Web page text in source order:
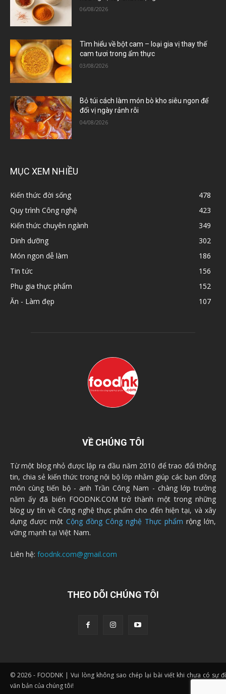
06/08/2026
Tìm hiểu về bột cam – loại gia vị thay thế
cam tươi trong ẩm thực
03/08/2026
Bỏ túi cách làm món bò kho siêu ngon để
đổi vị ngày rảnh rỗi
04/08/2026
MỤC XEM NHIỀU
Kiến thức đời sống
478
Quy trình Công nghệ
423
Kiến thức chuyên ngành
349
Dinh dưỡng
302
Món ngon dễ làm
186
Tin tức
156
Phụ gia thực phẩm
152
Ăn - Làm đẹp
107
VỀ CHÚNG TÔI
Từ một blog nhỏ được lập ra đầu năm 2010 để trao đổi thông
tin, chia sẻ kiến thức trong nội bộ lớp nhằm giúp các bạn đồng
môn cùng tiến bộ - anh Trần Công Nam - chàng lớp trưởng
năm ấy đã biến FOODNK.COM trở thành một trong những
blog uy tín về Công nghệ thực phẩm cho đến hiện tại, và xây
dựng được một Cộng đồng Công nghệ Thực phẩm rộng lớn,
vững mạnh tại Việt Nam.
Liên hệ: foodnk.com@gmail.com
THEO DÕI CHÚNG TÔI
© 2026 - FOODNK | Vui lòng không sao chép lại bài viết khi chưa có sự
văn bản của chúng tôi!